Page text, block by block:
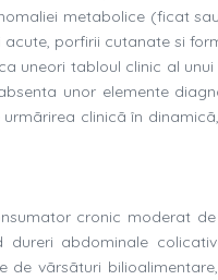
metabolice (ficat
porfirii cutanate si
uneori tabloul clinic al
unor elemente
clinicã în
cronic moderat
dureri abdominale
de vãrsãturi